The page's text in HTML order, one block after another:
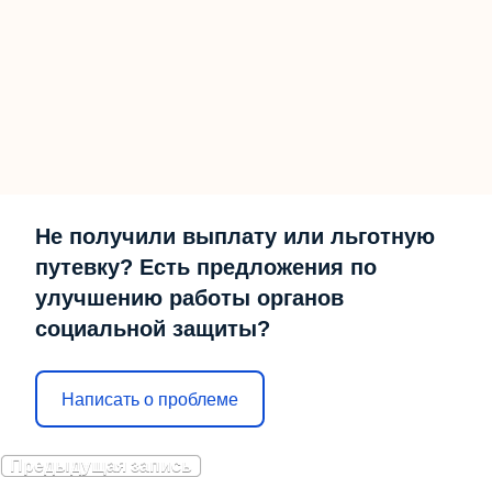
Не получили выплату или льготную
путевку? Есть предложения по
улучшению работы органов
социальной защиты?
Написать о проблеме
Предыдущая запись